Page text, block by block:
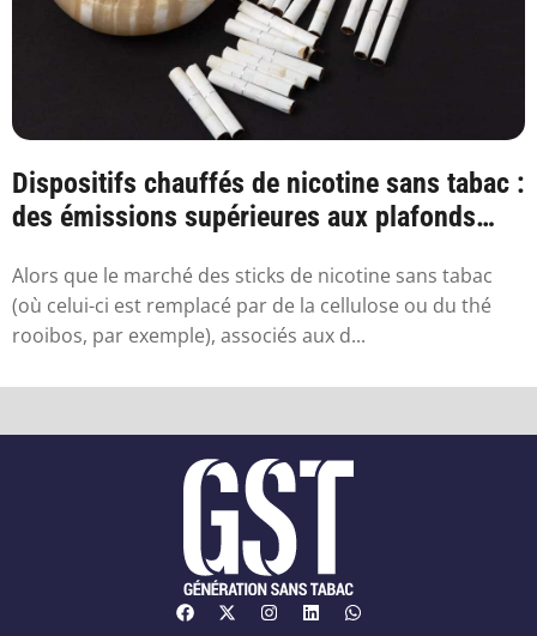
Dispositifs chauffés de nicotine sans tabac :
des émissions supérieures aux plafonds
Alors que le marché des sticks de nicotine sans tabac
(où celui-ci est remplacé par de la cellulose ou du thé
rooibos, par exemple), associés aux d...